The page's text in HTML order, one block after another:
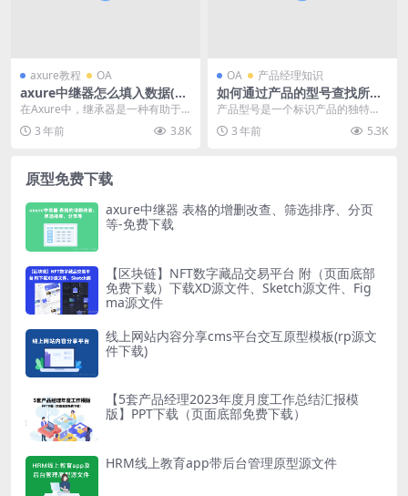
axure教程 OA
axure中继器怎么填入数据(Ax
ure中如何使用继承器填充数
据)
在Axure中，继承器是一种有助于
填充数据的强大工具。继承器可以
让你快速创建和编...
3 年前 3.8K
OA 产品经理知识
如何通过产品的型号查找所属
公司？
产品型号是一个标识产品的独特编
码，通常包含有关产品属性和制造
商信息的重要数据。通...
3 年前 5.3K
原型免费下载
axure中继器 表格的增删改查、筛选排序、分页
等-免费下载
【区块链】NFT数字藏品交易平台 附（页面底部
免费下载）下载XD源文件、Sketch源文件、Fig
ma源文件
线上网站内容分享cms平台交互原型模板(rp源文
件下载)
【5套产品经理2023年度月度工作总结汇报模
版】PPT下载（页面底部免费下载）
HRM线上教育app带后台管理原型源文件